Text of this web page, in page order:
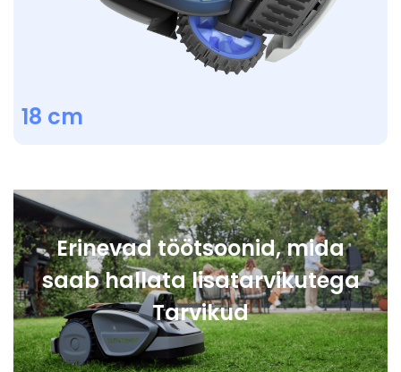
18 cm
Erinevad töötsoonid, mida
saab hallata lisatarvikutega
Tarvikud